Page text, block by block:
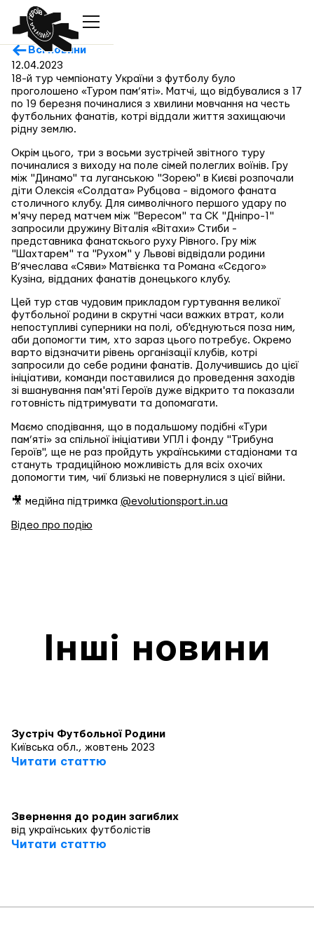
Всі новини
12.04.2023
18-й тур чемпіонату України з футболу було
проголошено «Туром пам’яті». Матчі, що відбувалися з 17
по 19 березня починалися з хвилини мовчання на честь
футбольних фанатів, котрі віддали життя захищаючи
рідну землю.
Окрім цього, три з восьми зустрічей звітного туру
починалися з виходу на поле сімей полеглих воїнів. Гру
між "Динамо" та луганською "Зорею" в Києві розпочали
діти Олексія «Солдата» Рубцова - відомого фаната
столичного клубу. Для символічного першого удару по
м'ячу перед матчем між "Вересом" та СК "Дніпро-1"
запросили дружину Віталія «Вітахи» Стиби -
представника фанатскього руху Рівного. Гру між
"Шахтарем" та "Рухом" у Львові відвідали родини
В’ячеслава «Сяви» Матвієнка та Романа «Сєдого»
Кузіна, відданих фанатів донецького клубу.
Цей тур став чудовим прикладом гуртування великої
футбольної родини в скрутні часи важких втрат, коли
непоступливі суперники на полі, об'єднуються поза ним,
аби допомогти тим, хто зараз цього потребує. Окремо
варто відзначити рівень організації клубів, котрі
запросили до себе родини фанатів. Долучившись до цієї
ініціативи, команди поставилися до проведення заходів
зі вшанування пам'яті Героїв дуже відкрито та показали
готовність підтримувати та допомагати.
Маємо сподівання, що в подальшому подібні «Тури
пам’яті» за спільної ініціативи УПЛ і фонду "Трибуна
Героїв", ще не раз пройдуть українськими стадіонами та
стануть традиційною можливість для всіх охочих
допомогти тим, чиї близькі не повернулися з цієї війни.
🎥 медійна підтримка @evolutionsport.in.ua
Відео про подію
Інші новини
Зустріч Футбольної Родини
Київська обл., жовтень 2023
Читати статтю
Звернення до родин загиблих
від українських футболістів
Читати статтю